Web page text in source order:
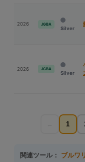
2026 JGBA
Silver
2026 JGBA
Silver
1
関連ツール： ブルワ